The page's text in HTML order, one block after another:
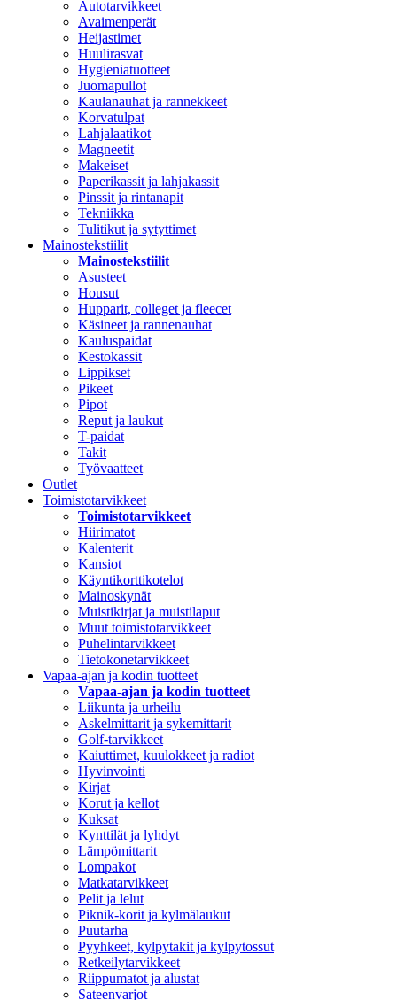
Autotarvikkeet
Avaimenperät
Heijastimet
Huulirasvat
Hygieniatuotteet
Juomapullot
Kaulanauhat ja rannekkeet
Korvatulpat
Lahjalaatikot
Magneetit
Makeiset
Paperikassit ja lahjakassit
Pinssit ja rintanapit
Tekniikka
Tulitikut ja sytyttimet
Mainostekstiilit
Mainostekstiilit
Asusteet
Housut
Hupparit, colleget ja fleecet
Käsineet ja rannenauhat
Kauluspaidat
Kestokassit
Lippikset
Pikeet
Pipot
Reput ja laukut
T-paidat
Takit
Työvaatteet
Outlet
Toimistotarvikkeet
Toimistotarvikkeet
Hiirimatot
Kalenterit
Kansiot
Käyntikorttikotelot
Mainoskynät
Muistikirjat ja muistilaput
Muut toimistotarvikkeet
Puhelintarvikkeet
Tietokonetarvikkeet
Vapaa-ajan ja kodin tuotteet
Vapaa-ajan ja kodin tuotteet
Liikunta ja urheilu
Askelmittarit ja sykemittarit
Golf-tarvikkeet
Kaiuttimet, kuulokkeet ja radiot
Hyvinvointi
Kirjat
Korut ja kellot
Kuksat
Kynttilät ja lyhdyt
Lämpömittarit
Lompakot
Matkatarvikkeet
Pelit ja lelut
Piknik-korit ja kylmälaukut
Puutarha
Pyyhkeet, kylpytakit ja kylpytossut
Retkeilytarvikkeet
Riippumatot ja alustat
Sateenvarjot